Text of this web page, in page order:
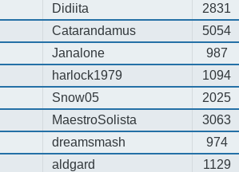
Didiita 2831
Catarandamus 5054
Janalone 987
harlock1979 1094
Snow05 2025
MaestroSolista 3063
dreamsmash 974
aldgard 1129